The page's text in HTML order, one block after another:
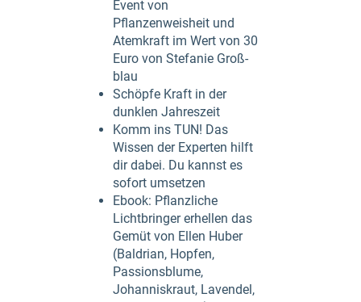
Event von
Pflanzenweisheit und
Atemkraft im Wert von 30
Euro von Stefanie Groß-
blau
Schöpfe Kraft in der
dunklen Jahreszeit
Komm ins TUN! Das
Wissen der Experten hilft
dir dabei. Du kannst es
sofort umsetzen
Ebook: Pflanzliche
Lichtbringer erhellen das
Gemüt von Ellen Huber
(Baldrian, Hopfen,
Passionsblume,
Johanniskraut, Lavendel,